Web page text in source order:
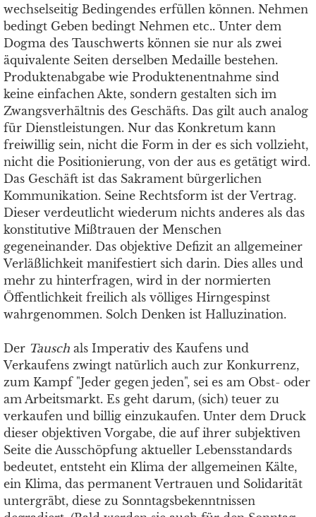
wechselseitig Bedingendes erfüllen können. Nehmen
bedingt Geben bedingt Nehmen etc.. Unter dem
Dogma des Tauschwerts können sie nur als zwei
äquivalente Seiten derselben Medaille bestehen.
Produktenabgabe wie Produktenentnahme sind
keine einfachen Akte, sondern gestalten sich im
Zwangsverhältnis des Geschäfts. Das gilt auch analog
für Dienstleistungen. Nur das Konkretum kann
freiwillig sein, nicht die Form in der es sich vollzieht,
nicht die Positionierung, von der aus es getätigt wird.
Das Geschäft ist das Sakrament bürgerlichen
Kommunikation. Seine Rechtsform ist der Vertrag.
Dieser verdeutlicht wiederum nichts anderes als das
konstitutive Mißtrauen der Menschen
gegeneinander. Das objektive Defizit an allgemeiner
Verläßlichkeit manifestiert sich darin. Dies alles und
mehr zu hinterfragen, wird in der normierten
Öffentlichkeit freilich als völliges Hirngespinst
wahrgenommen. Solch Denken ist Halluzination.
Der Tausch als Imperativ des Kaufens und
Verkaufens zwingt natürlich auch zur Konkurrenz,
zum Kampf "Jeder gegen jeden", sei es am Obst- oder
am Arbeitsmarkt. Es geht darum, (sich) teuer zu
verkaufen und billig einzukaufen. Unter dem Druck
dieser objektiven Vorgabe, die auf ihrer subjektiven
Seite die Ausschöpfung aktueller Lebensstandards
bedeutet, entsteht ein Klima der allgemeinen Kälte,
ein Klima, das permanent Vertrauen und Solidarität
untergräbt, diese zu Sonntagsbekenntnissen